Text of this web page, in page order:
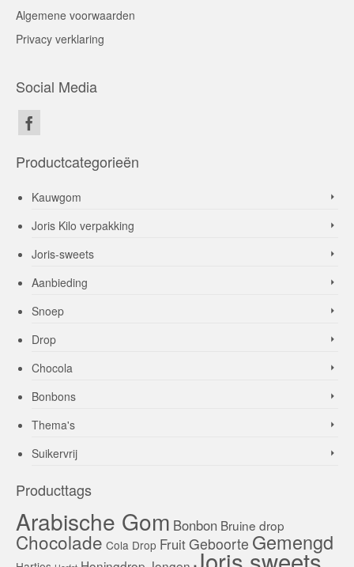
Algemene voorwaarden
Privacy verklaring
Social Media
Productcategorieën
Kauwgom
Joris Kilo verpakking
Joris-sweets
Aanbieding
Snoep
Drop
Chocola
Bonbons
Thema's
Suikervrij
Producttags
Arabische Gom Bonbon Bruine drop
Chocolade Cola Drop FruitGeboorte Gemengd